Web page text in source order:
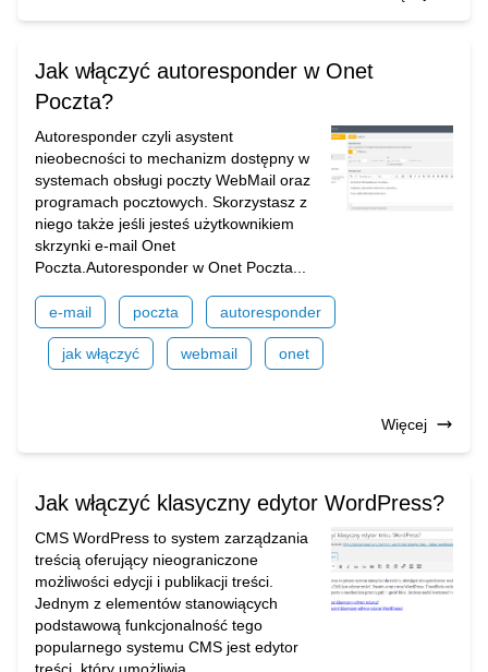
Jak włączyć autoresponder w Onet
Poczta?
Autoresponder czyli asystent
nieobecności to mechanizm dostępny w
systemach obsługi poczty WebMail oraz
programach pocztowych. Skorzystasz z
niego także jeśli jesteś użytkownikiem
skrzynki e-mail Onet
Poczta.Autoresponder w Onet Poczta...
e-mail poczta autoresponder
jak włączyć webmail onet
Więcej
Jak włączyć klasyczny edytor WordPress?
CMS WordPress to system zarządzania
treścią oferujący nieograniczone
możliwości edycji i publikacji treści.
Jednym z elementów stanowiących
podstawową funkcjonalność tego
popularnego systemu CMS jest edytor